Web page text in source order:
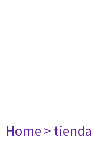
Home> tienda